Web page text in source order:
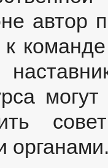
автор